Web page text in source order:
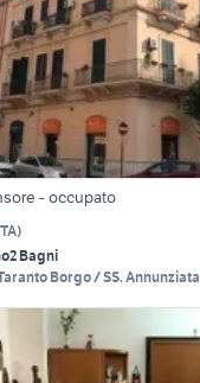
- occupato
TA)
2 Bagni
Borgo / SS. Annunziata